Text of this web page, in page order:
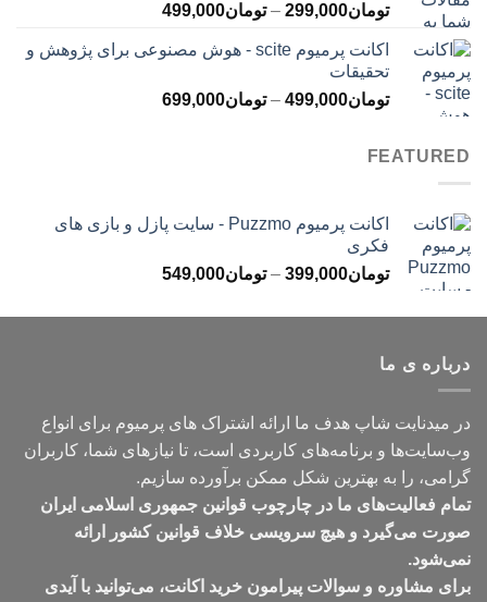
تومان499,000
تومان299,000
– تومان499,000محدوده
تومان299,000
تومان499,000
اکانت پرمیوم scite - هوش مصنوعی برای پژوهش و
تحقیقات
تومان499,000
– تومان699,000محدوده
FEATURED
اکانت پرمیوم Puzzmo - سایت پازل و بازی های
فکری
تومان399,000
– تومان549,000محدوده
تومان399,000
درباره ی ما
در میدنایت شاپ هدف ما ارائه اشتراک های پرمیوم برای انواع
وب‌سایت‌ها و برنامه‌های کاربردی است، تا نیازهای شما، کاربران
گرامی، را به بهترین شکل ممکن برآورده سازیم.
تمام فعالیت‌های ما در چارچوب قوانین جمهوری اسلامی ایران
صورت می‌گیرد و هیچ سرویسی خلاف قوانین کشور ارائه
نمی‌شود.
برای مشاوره و سوالات پیرامون خرید اکانت، می‌توانید با آیدی